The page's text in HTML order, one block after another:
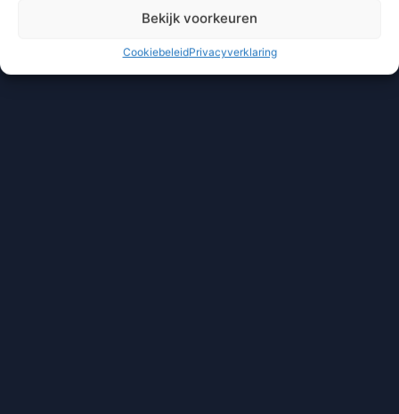
Bekijk voorkeuren
CookiebeleidPrivacyverklaring